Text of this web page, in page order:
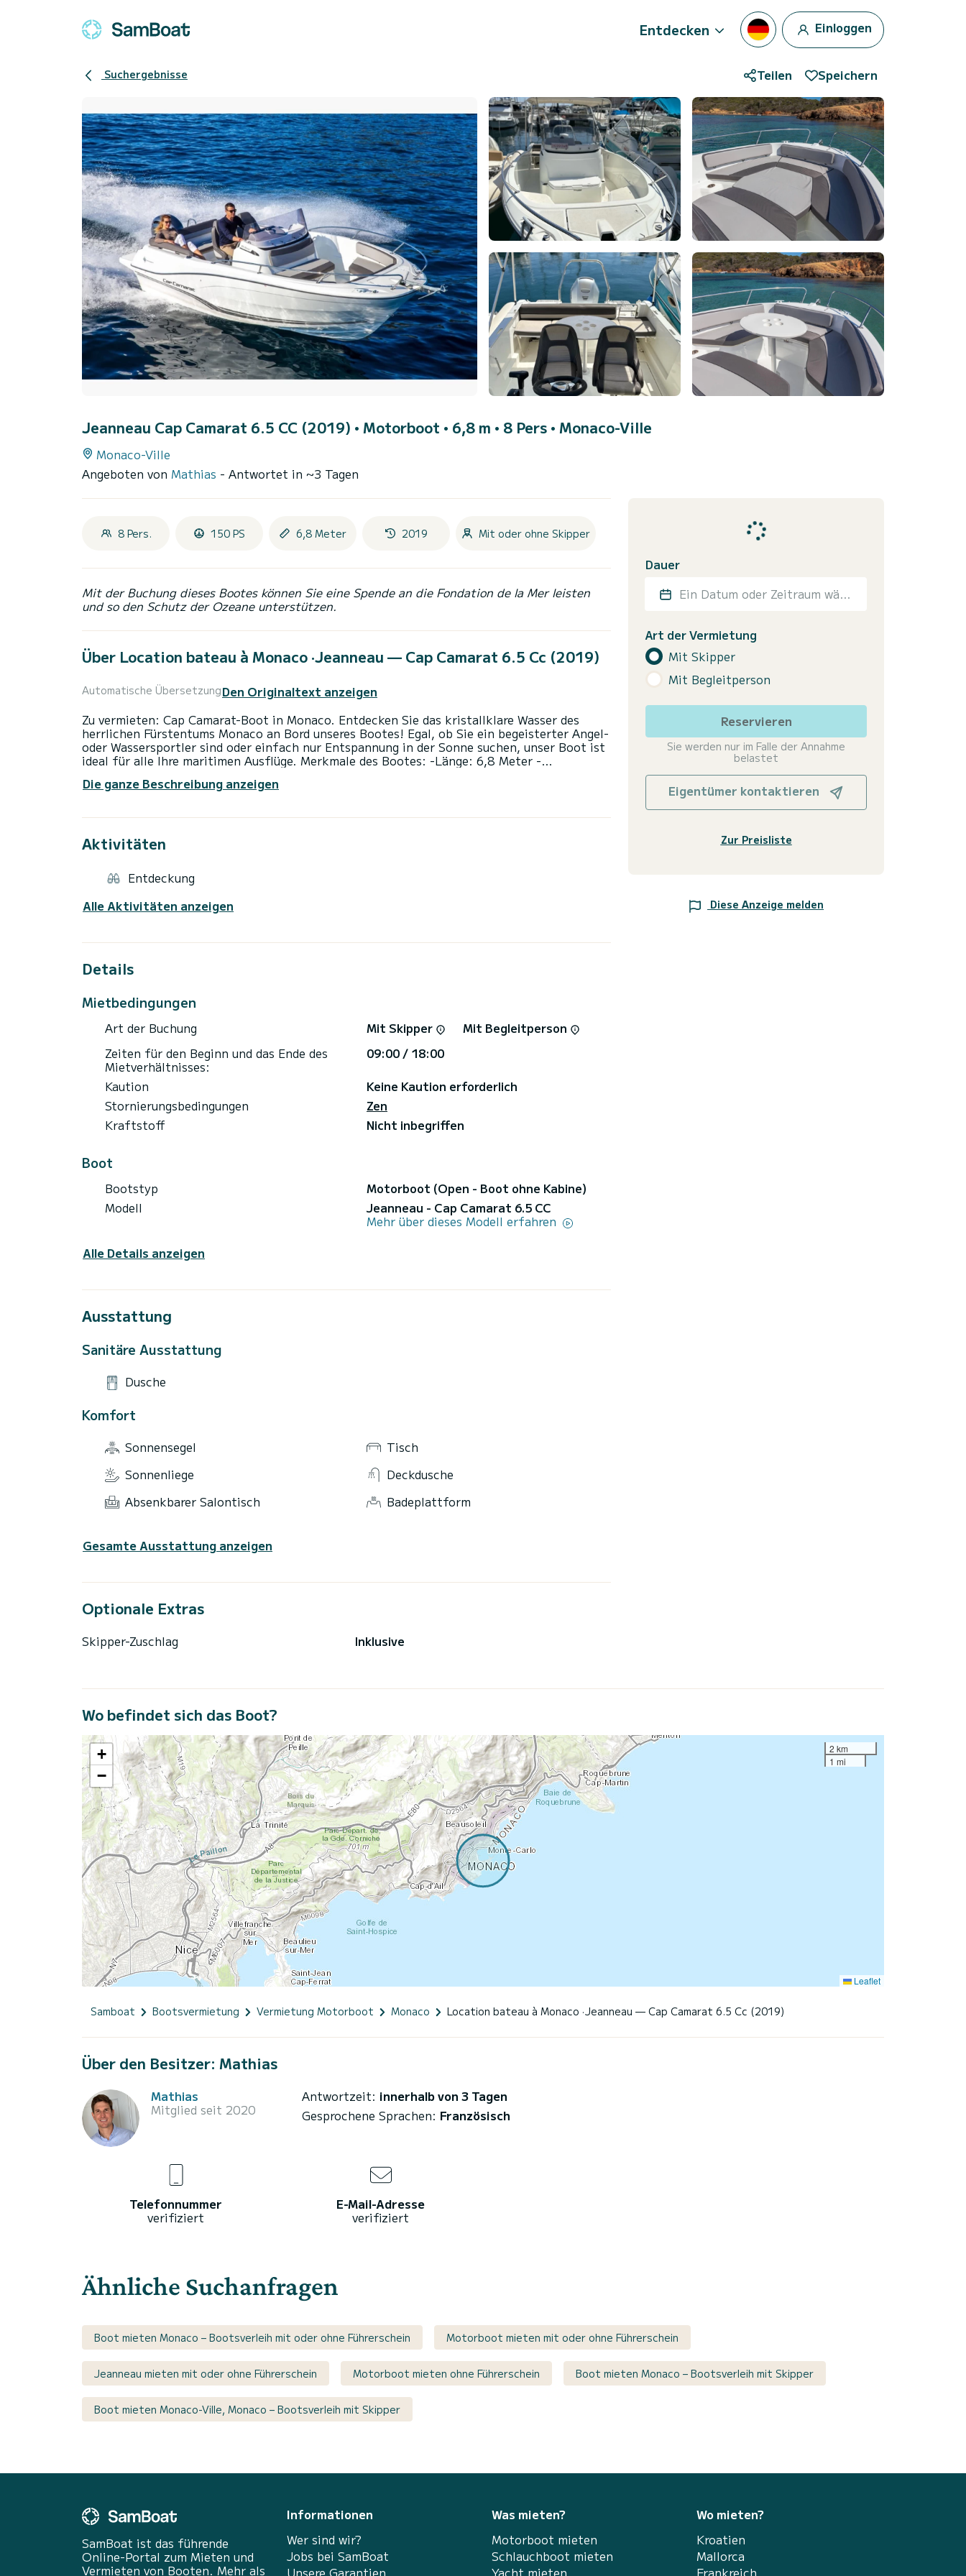
Entdecken Einloggen
Suchergebnisse Teilen Speichern
Jeanneau Cap Camarat 6.5 CC (2019) • Motorboot • 6,8 m • 8 Pers • Monaco-Ville
Monaco-Ville
Angeboten von Mathias - Antwortet in ~3 Tagen
8 Pers. 150 PS 6,8 Meter 2019 Mit oder ohne Skipper
Mit der Buchung dieses Bootes können Sie eine Spende an die Fondation de la Mer leisten
und so den Schutz der Ozeane unterstützen.
Über Location bateau à Monaco · Jeanneau — Cap Camarat 6.5 Cc (2019)
Automatische ÜbersetzungDen Originaltext anzeigen
Zu vermieten: Cap Camarat-Boot in Monaco. Entdecken Sie das kristallklare Wasser des
herrlichen Fürstentums Monaco an Bord unseres Bootes! Egal, ob Sie ein begeisterter Angel-
oder Wassersportler sind oder einfach nur Entspannung in der Sonne suchen, unser Boot ist
ideal für alle Ihre maritimen Ausflüge. Merkmale des Bootes: -Länge: 6,8 Meter -
grellen Sonne -Dusche an Bord zum Abspülen nach dem Schwimmen -Komplette
Sehenswürdigkeiten von Monaco, wie den berühmten Rocher, Port Hercule und die
das Mittelmeer. Sie können auch in einsamen Buchten wie Mala ankern und im
benötigen, um Ihren Ausflug auf dem Meer in vollen Zügen zu genießen. Es stehen Halbtags-
und Ganztagesmietoptionen zur Verfügung, die auf Ihre Bedürfnisse und Ihren Zeitplan
Die ganze Beschreibung anzeigen
Aktivitäten
Entdeckung
Alle Aktivitäten anzeigen
Details
Mietbedingungen
Art der Buchung Mit Skipper
Mit Begleitperson
Zeiten für den Beginn und das Ende des
Mietverhältnisses:
09:00 / 18:00
Kaution
Keine Kaution erforderlich
Stornierungsbedingungen
Zen
Kraftstoff
Nicht inbegriffen
Boot
Bootstyp
Motorboot (Open - Boot ohne Kabine)
Modell
Jeanneau - Cap Camarat 6.5 CC
Mehr über dieses Modell erfahren
Alle Details anzeigen
Ausstattung
Sanitäre Ausstattung
Dusche
Komfort
Sonnensegel
Tisch
Sonnenliege
Deckdusche
Absenkbarer Salontisch
Badeplattform
Gesamte Ausstattung anzeigen
Optionale Extras
Skipper-Zuschlag Inklusive
Dauer
Ein Datum oder Zeitraum wählen
Art der Vermietung
Mit Skipper
Mit Begleitperson
Reservieren
Sie werden nur im Falle der Annahme
belastet
Eigentümer kontaktieren
Zur Preisliste
Diese Anzeige melden
Wo befindet sich das Boot?
+
−
2 km
1 mi
Leaflet
Samboat Bootsvermietung Vermietung Motorboot Monaco Location bateau à Monaco · Jeanneau — Cap Camarat 6.5 Cc (2019)
Über den Besitzer: Mathias
Mathias
Mitglied seit 2020
Antwortzeit: innerhalb von 3 Tagen
Gesprochene Sprachen: Französisch
Telefonnummer
verifiziert
E-Mail-Adresse
verifiziert
Ähnliche Suchanfragen
Boot mieten Monaco – Bootsverleih mit oder ohne Führerschein Motorboot mieten mit oder ohne Führerschein
Jeanneau mieten mit oder ohne Führerschein Motorboot mieten ohne Führerschein Boot mieten Monaco – Bootsverleih mit Skipper
Boot mieten Monaco-Ville, Monaco – Bootsverleih mit Skipper
SamBoat ist das führende
Online-Portal zum Mieten und
Vermieten von Booten. Mehr als
Informationen
Wer sind wir?
Jobs bei SamBoat
Unsere Garantien
Was mieten?
Motorboot mieten
Schlauchboot mieten
Yacht mieten
Wo mieten?
Kroatien
Mallorca
Frankreich